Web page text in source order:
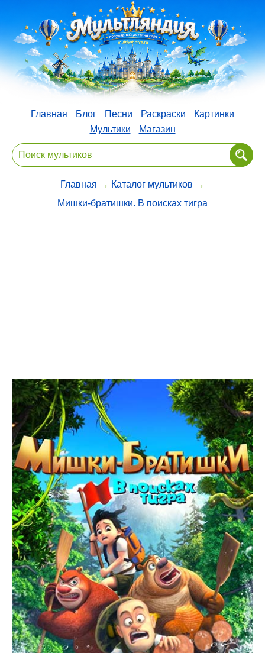
Главная Блог Песни Раскраски
Картинки
Мультики
Магазин
Главная → Каталог мультиков →
Мишки-братишки. В поисках тигра